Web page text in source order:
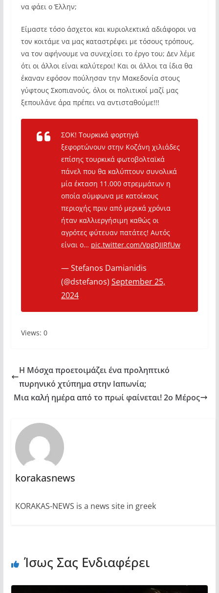
να φάει ο Έλλην;
Είμαστε τόσο άσχετοι και κυριολεκτικά αδιάφοροι να
τον κοιτάμε να μας καταστρέφει με τόσους τρόπους,
να τον αφήνουμε να συνεχίσει το έργο του; Δεν λέμε
ότι οι άλλοι είναι καλύτεροι! Και οι άλλοι τα ίδια θα
έκαναν εφόσον πούλησαν την Μακεδονία στους
γύφτους Σκοπιανούς, όλοι οι πολιτικοί μαζί μας
ξεπουλάνε άρα πρέπει να αντισταθούμε!!!
ΣΟΚ! Τουρκικά φορτηγά
ξεφορτώνουν στην Κοζάνη χιλιάδες
επίσης τουρκικά φωτοβολταϊκά
πάνελ που θα καλύπτουν συνολικά
μία έκταση 11.000 στρεμμάτων η
οποία σύμφωνα με κατοίκους
περιοχής πριν από μερικά χρόνια
ήταν καλλιεργήσιμη καθώς οι
αγρότες φύτευαν πατάτες! Αυτός
είναι ο… pic.twitter.com/VpgDJIRfUw
— Stefanos Damianidis
(@dstefanos) September 25,
2024
Views: 0
Η Μόσχα προετοιμάζει ένα προληπτικό
πυρηνικό χτύπημα στην Ιαπωνία;
Μια καλή ημέρα από το πρωί φαίνεται! 2ο Μέρος
korakasnews
KORAKAS-NEWS is a news site in greek
Ίσως Σας Ενδιαφέρει